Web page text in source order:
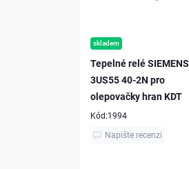
skladem
Tepelné relé SIEMENS
3US55 40-2N pro
olepovačky hran KDT
Kód:1994
Napište recenzi